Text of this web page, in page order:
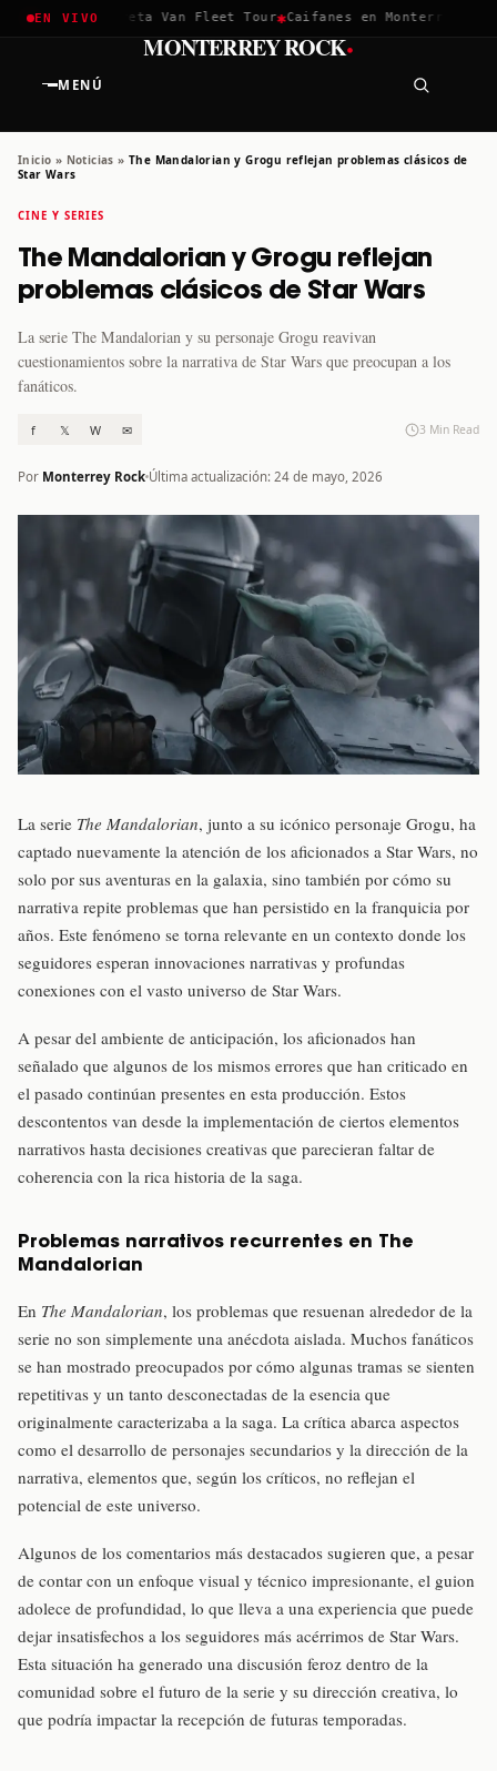
EN VIVO
2026 ✱Greta Van Fleet Tour✱Caifanes en Monterrey · 12
MENÚ
MONTERREY ROCK·
Inicio » Noticias » The Mandalorian y Grogu reflejan problemas clásicos de
Star Wars
CINE Y SERIES
The Mandalorian y Grogu reflejan
problemas clásicos de Star Wars
La serie The Mandalorian y su personaje Grogu reavivan
cuestionamientos sobre la narrativa de Star Wars que preocupan a los
fanáticos.
f 𝕏 W ✉ 3 Min Read
Por Monterrey Rock Última actualización: 24 de mayo, 2026
La serie The Mandalorian, junto a su icónico personaje Grogu, ha
captado nuevamente la atención de los aficionados a Star Wars, no
solo por sus aventuras en la galaxia, sino también por cómo su
narrativa repite problemas que han persistido en la franquicia por
años. Este fenómeno se torna relevante en un contexto donde los
seguidores esperan innovaciones narrativas y profundas
conexiones con el vasto universo de Star Wars.
A pesar del ambiente de anticipación, los aficionados han
señalado que algunos de los mismos errores que han criticado en
el pasado continúan presentes en esta producción. Estos
descontentos van desde la implementación de ciertos elementos
narrativos hasta decisiones creativas que parecieran faltar de
coherencia con la rica historia de la saga.
Problemas narrativos recurrentes en The
Mandalorian
En The Mandalorian, los problemas que resuenan alrededor de la
serie no son simplemente una anécdota aislada. Muchos fanáticos
se han mostrado preocupados por cómo algunas tramas se sienten
repetitivas y un tanto desconectadas de la esencia que
originalmente caracterizaba a la saga. La crítica abarca aspectos
como el desarrollo de personajes secundarios y la dirección de la
narrativa, elementos que, según los críticos, no reflejan el
potencial de este universo.
Algunos de los comentarios más destacados sugieren que, a pesar
de contar con un enfoque visual y técnico impresionante, el guion
adolece de profundidad, lo que lleva a una experiencia que puede
dejar insatisfechos a los seguidores más acérrimos de Star Wars.
Esta situación ha generado una discusión feroz dentro de la
comunidad sobre el futuro de la serie y su dirección creativa, lo
que podría impactar la recepción de futuras temporadas.